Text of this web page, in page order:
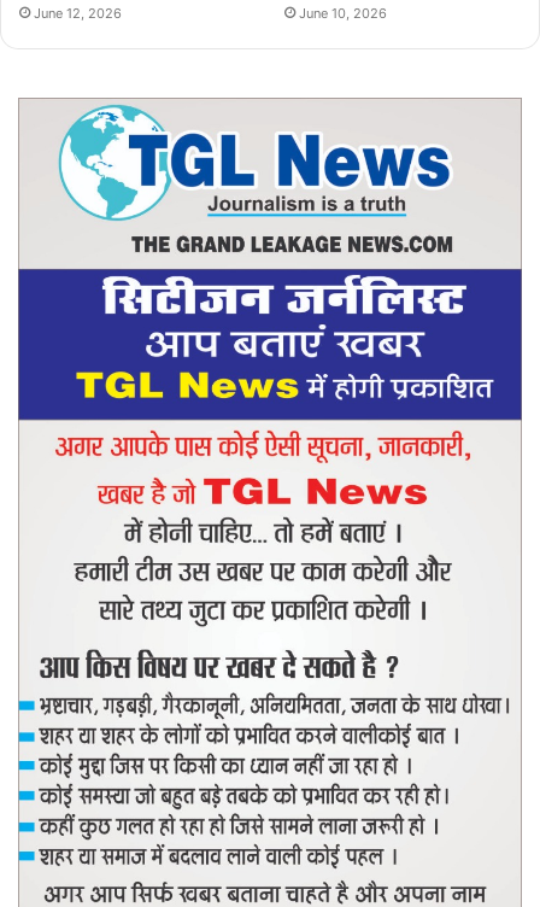
June 12, 2026 June 10, 2026